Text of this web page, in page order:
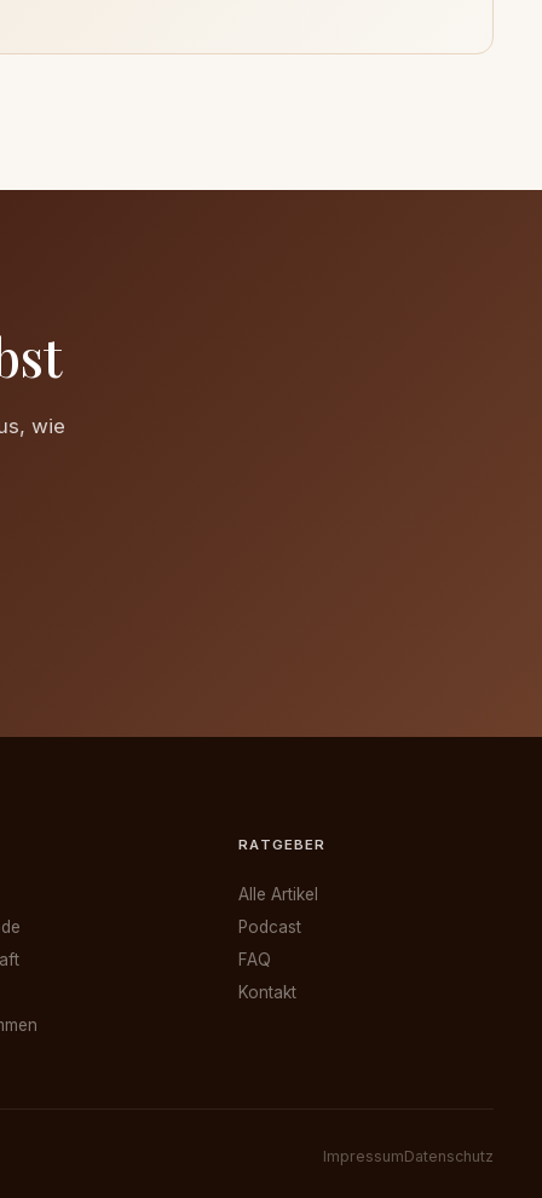
wie
RATGEBER
Alle Artikel
Podcast
FAQ
Kontakt
ImpressumDatenschutz